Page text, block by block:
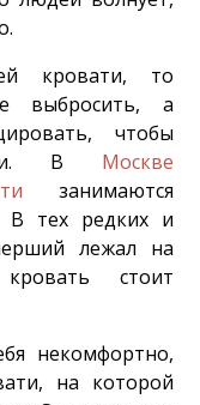
кровати, то
выбросить, а
чтобы
В Москве
занимаются
В тех редких и
лежал на
стоит
некомфортно,
на которой